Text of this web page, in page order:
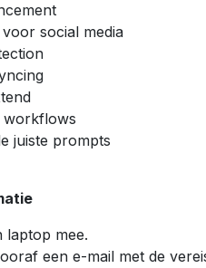
social media
juiste prompts
laptop mee.
een e-mail met de